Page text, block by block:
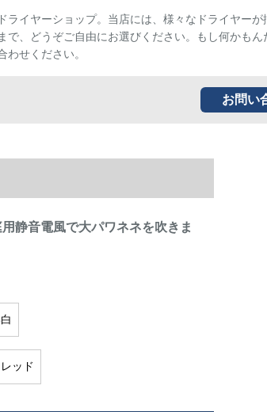
ライヤーショップ。当店には、様々なドライヤーが
で、どうぞご自由にお選びください。もし何かもん
わせください。
お問い
静音電風で大パワネネを吹きま
ッド